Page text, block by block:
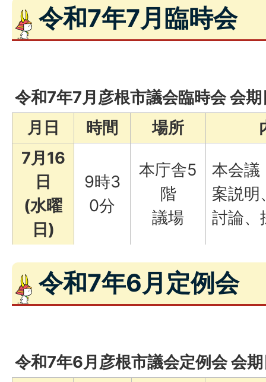
令和7年7月臨時会
令和7年7月彦根市議会臨時会 会期
月日
時間 場所
7月16
日
(水曜
日)
9時3
0分
本庁舎5
階
議場
本会議
案説明
討論、
令和7年6月定例会
令和7年6月彦根市議会定例会 会